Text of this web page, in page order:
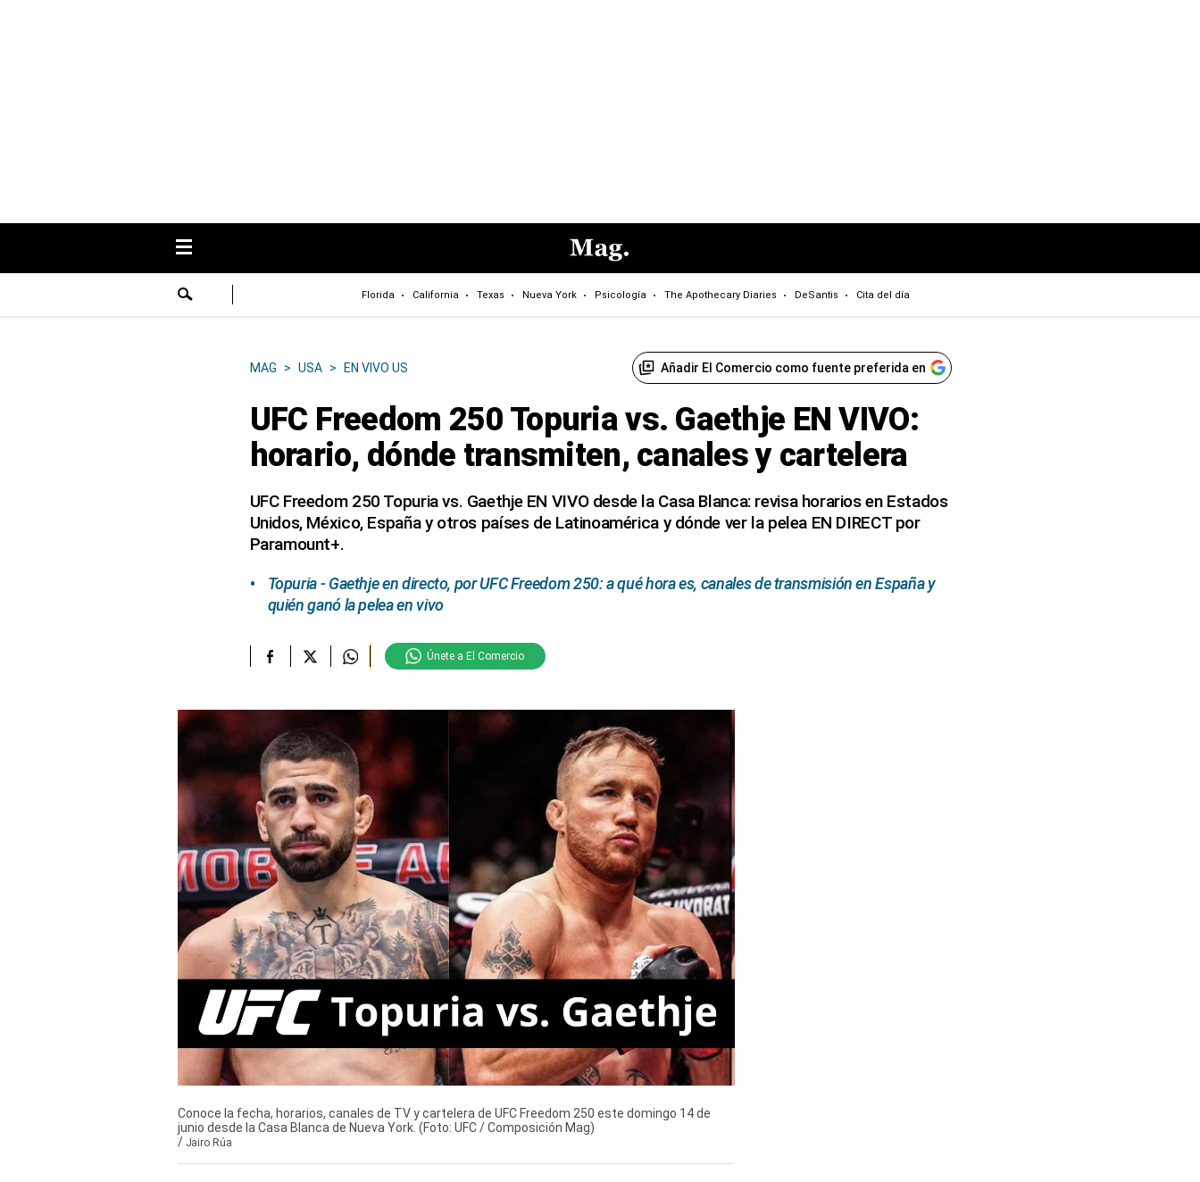
Florida California Texas Nueva York Psicología The Apothecary Diaries DeSantis Cita del día
MAG > USA > EN VIVO US Añadir El Comercio como fuente preferida en
UFC Freedom 250 Topuria vs. Gaethje EN VIVO:
horario, dónde transmiten, canales y cartelera
UFC Freedom 250 Topuria vs. Gaethje EN VIVO desde la Casa Blanca: revisa horarios en Estados
Unidos, México, España y otros países de Latinoamérica y dónde ver la pelea EN DIRECT por
Paramount+.
Topuria - Gaethje en directo, por UFC Freedom 250: a qué hora es, canales de transmisión en España y
quién ganó la pelea en vivo
Únete a El Comercio
Conoce la fecha, horarios, canales de TV y cartelera de UFC Freedom 250 este domingo 14 de
junio desde la Casa Blanca de Nueva York. (Foto: UFC / Composición Mag)
/ Jairo Rúa